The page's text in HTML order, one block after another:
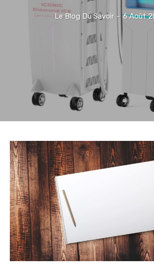
Le Blog Du Savoir - 6 Août